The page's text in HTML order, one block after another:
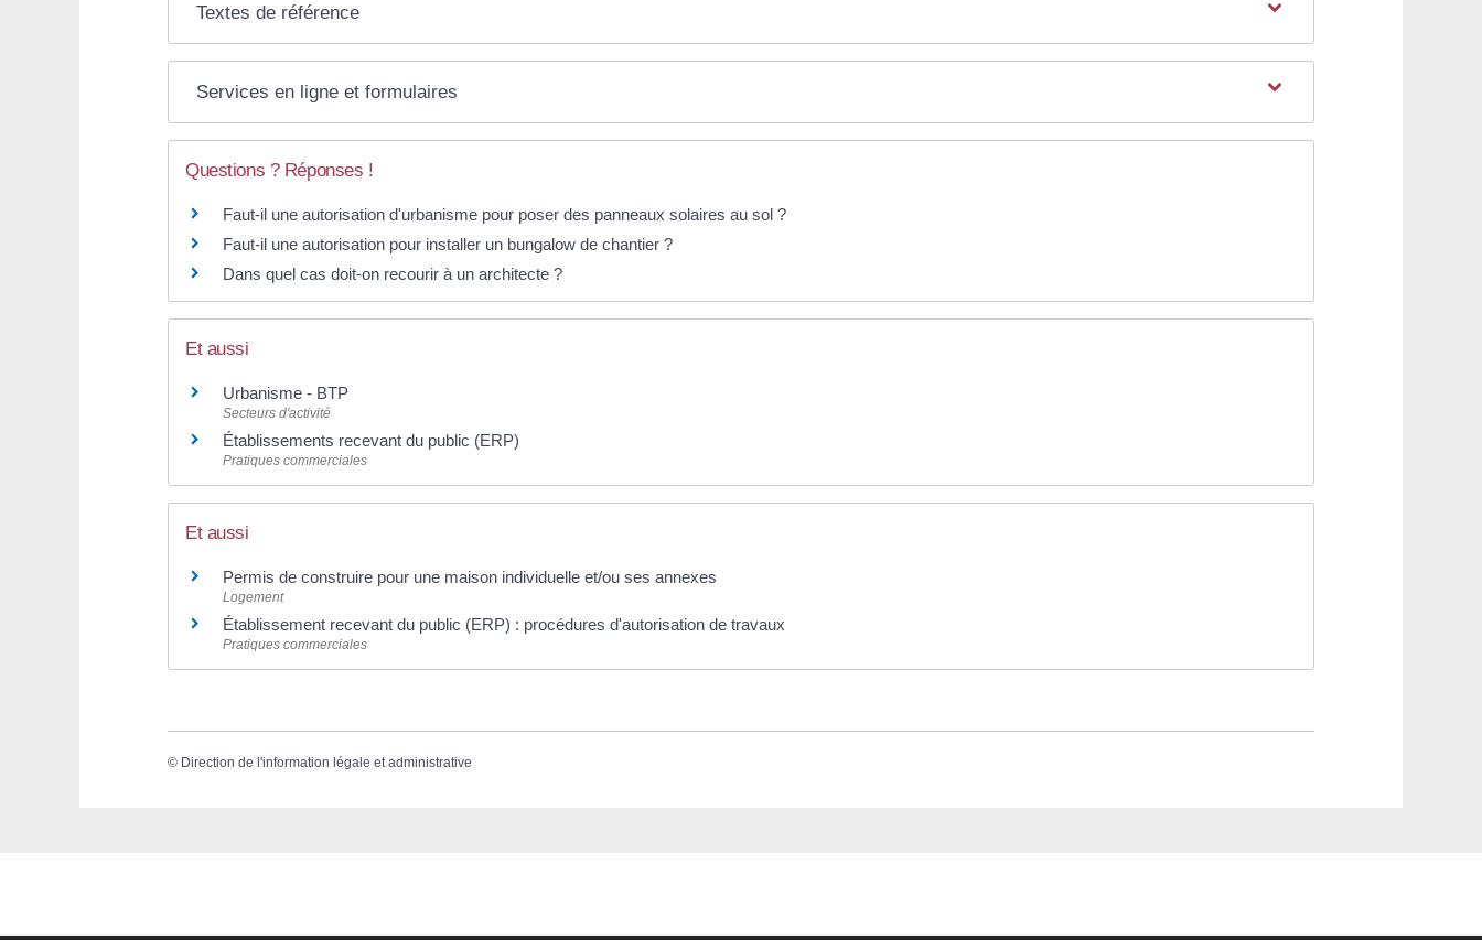
Textes de référence
Services en ligne et formulaires
Questions ? Réponses !
Faut-il une autorisation d'urbanisme pour poser des panneaux solaires au sol ?
Faut-il une autorisation pour installer un bungalow de chantier ?
Dans quel cas doit-on recourir à un architecte ?
Et aussi
Urbanisme - BTP
Secteurs d'activité
Établissements recevant du public (ERP)
Pratiques commerciales
Et aussi
Permis de construire pour une maison individuelle et/ou ses annexes
Logement
Établissement recevant du public (ERP) : procédures d'autorisation de travaux
Pratiques commerciales
© Direction de l'information légale et administrative